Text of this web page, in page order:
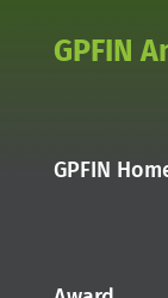
GPFIN
GPFIN